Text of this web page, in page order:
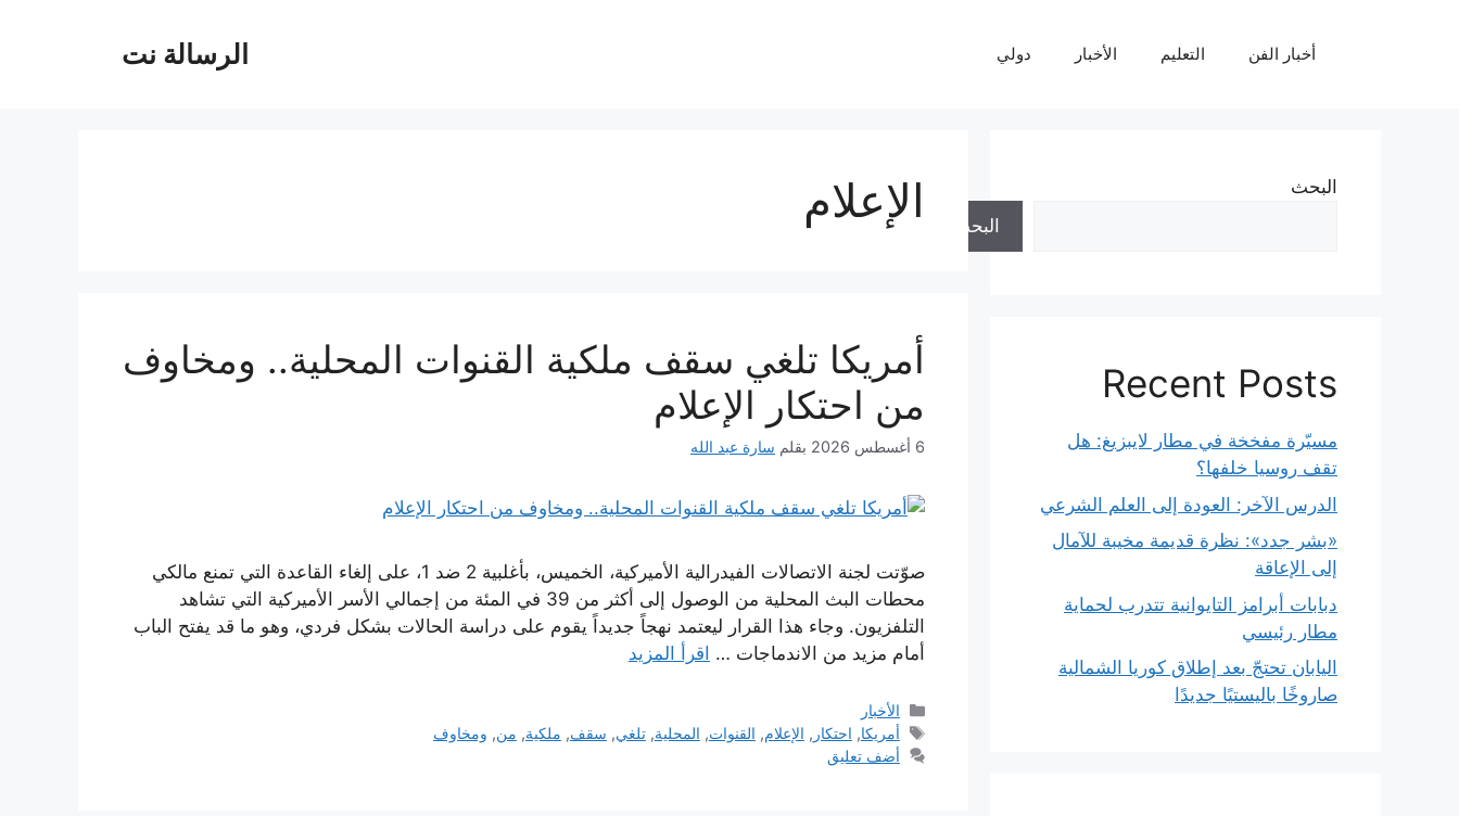
الرسالة نت أخبار الفن التعليم الأخبار دولي
الإعلام
أمريكا تلغي سقف ملكية القنوات المحلية.. ومخاوف
من احتكار الإعلام
6 أغسطس 2026 بقلم سارة عبد الله
صوّتت لجنة الاتصالات الفيدرالية الأميركية، الخميس، بأغلبية 2 ضد 1، على إلغاء القاعدة التي تمنع مالكي
محطات البث المحلية من الوصول إلى أكثر من 39 في المئة من إجمالي الأسر الأميركية التي تشاهد
التلفزيون. وجاء هذا القرار ليعتمد نهجاً جديداً يقوم على دراسة الحالات بشكل فردي، وهو ما قد يفتح الباب
أمام مزيد من الاندماجات … اقرأ المزيد
التصنيفات
الأخبار
الوسوم
أمريكا, احتكار , الإعلام, القنوات, المحلية,تلغي, سقف, ملكية, من, ومخاوف
أضف تعليق
البحث
البحث
Recent Posts
مسيّرة مفخخة في مطار لايبزيغ: هل
تقف روسيا خلفها؟
الدرس الآخر: العودة إلى العلم الشرعي
«بشر جدد»: نظرة قديمة مخيبة للآمال
إلى الإعاقة
دبابات أبرامز التايوانية تتدرب لحماية
مطار رئيسي
اليابان تحتجّ بعد إطلاق كوريا الشمالية
صاروخًا باليستيًا جديدًا